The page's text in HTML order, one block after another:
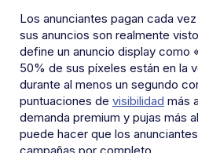
Los anunciantes pagan cada
sus anuncios son realmente
define un anuncio display como
50% de sus píxeles están en la
durante al menos un segundo
puntuaciones de visibilidad más
demanda premium y pujas más
puede hacer que los